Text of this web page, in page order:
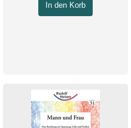
In den Korb